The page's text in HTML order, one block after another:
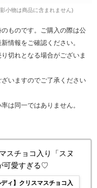
小物は商品に含まれません)
ものです。ご購入の際は公
情報をご確認ください。
切れとなる場合がございま
いますのでご了承ください
は同一ではありません。
スチョコ入り「スヌ
可愛すぎる♡
ィ】クリスマスチョコ入